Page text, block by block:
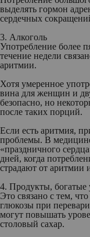
выделять гормон
сердечных
3. Алкоголь
Употребление более
течение недели
аритмии.
Хотя умеренное
вина для женщин и
безопасно, но
после таких порций.
Если есть аритмия,
проблемы. В
«праздничного
дней, когда
страдают от аритмии
4. Продукты, богатые
Это связано с тем,
глюкозы при
могут повышать
столовый сахар.